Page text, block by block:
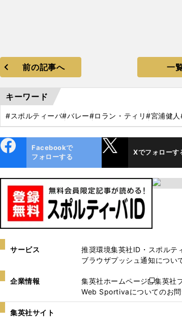
前の記事へ 一
キーワード
#スポルティーバ#バレー#ロラン・ティリ#宮浦健人
ok
Facebookで
フォローする
Xでフォローす
サービス 推奨環境集英社ID・スポルテ
ブラウザプッシュ通知につい
企業情報 集英社ホームページ
新
し
い
集英社
Web Sportivaについてのお
集英社サイト